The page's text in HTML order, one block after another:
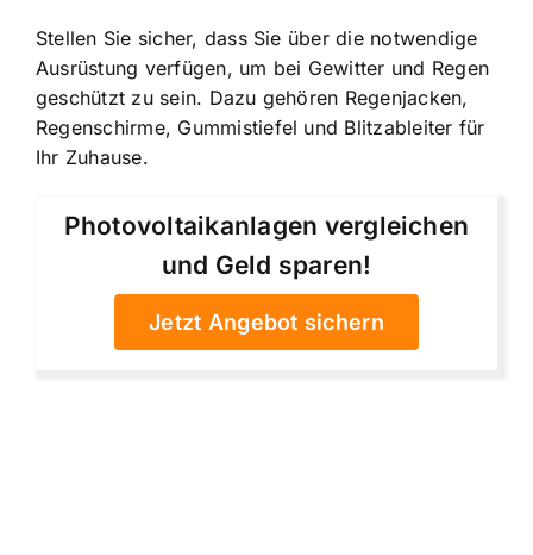
Stellen Sie sicher, dass Sie über die notwendige
Ausrüstung verfügen, um bei Gewitter und Regen
geschützt zu sein. Dazu gehören Regenjacken,
Regenschirme, Gummistiefel und Blitzableiter für
Ihr Zuhause.
Photovoltaikanlagen vergleichen
und Geld sparen!
Jetzt Angebot sichern